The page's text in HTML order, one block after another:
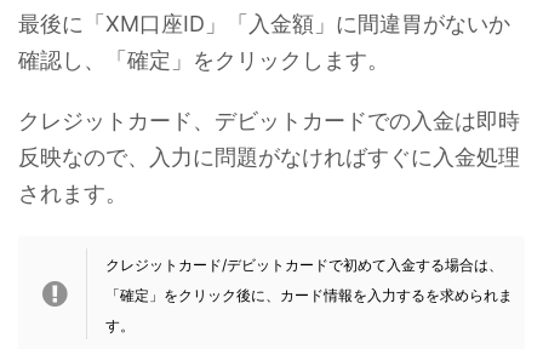
最後に「XM口座ID」「入金額」に間違胃がないか
確認し、「確定」をクリックします。
クレジットカード、デビットカードでの入金は即時
反映なので、入力に問題がなければすぐに入金処理
されます。
クレジットカード/デビットカードで初めて入金する場合は、
「確定」をクリック後に、カード情報を入力するを求められま
す。